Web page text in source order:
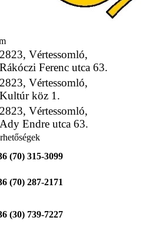
2823, Vértessomló,
Rákóczi Ferenc utca 63.
2823, Vértessomló,
Kultúr köz 1.
2823, Vértessomló,
Ady Endre utca 63.
(70) 315-3099
(70) 287-2171
(30) 739-7227